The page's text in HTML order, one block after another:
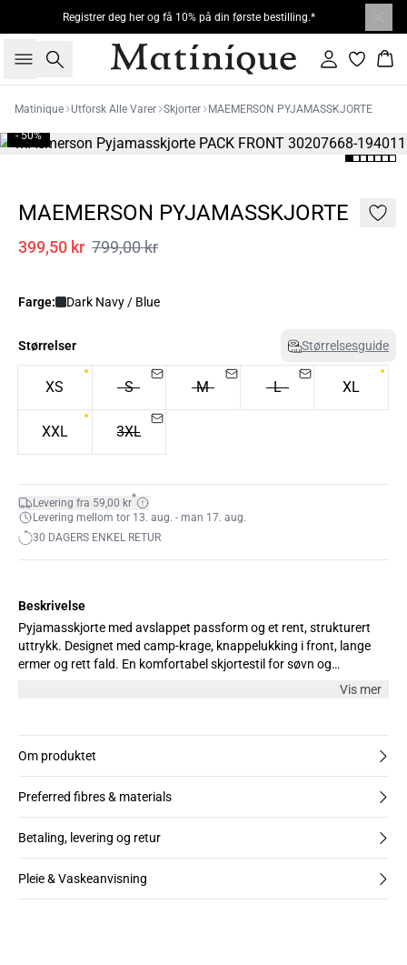
Registrer deg her og få 10% på din første bestilling.*
Søk Logg inn
Matinique Utforsk Alle Varer Skjorter MAEMERSON PYJAMASSKJORTE
- 50%
MAEMERSON PYJAMASSKJORTE
399,50 kr 799,00 kr
Farge: Dark Navy / Blue
Størrelser Størrelsesguide
XS S M L XL
XXL 3XL
Levering fra 59,00 kr*
Levering mellom tor 13. aug. - man 17. aug.
30 DAGERS ENKEL RETUR
Beskrivelse
Pyjamasskjorte med avslappet passform og et rent, strukturert
uttrykk. Designet med camp-krage, knappelukking i front, lange
ermer og rett fald. En komfortabel skjortestil for søvn og
Vis mer
Om produktet
Preferred fibres & materials
Betaling, levering og retur
Pleie & Vaskeanvisning